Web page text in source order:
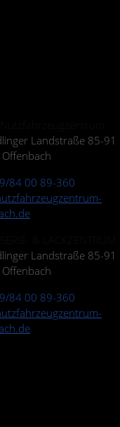
Landstraße 85-91
84 00 89-360
Landstraße 85-91
84 00 89-360